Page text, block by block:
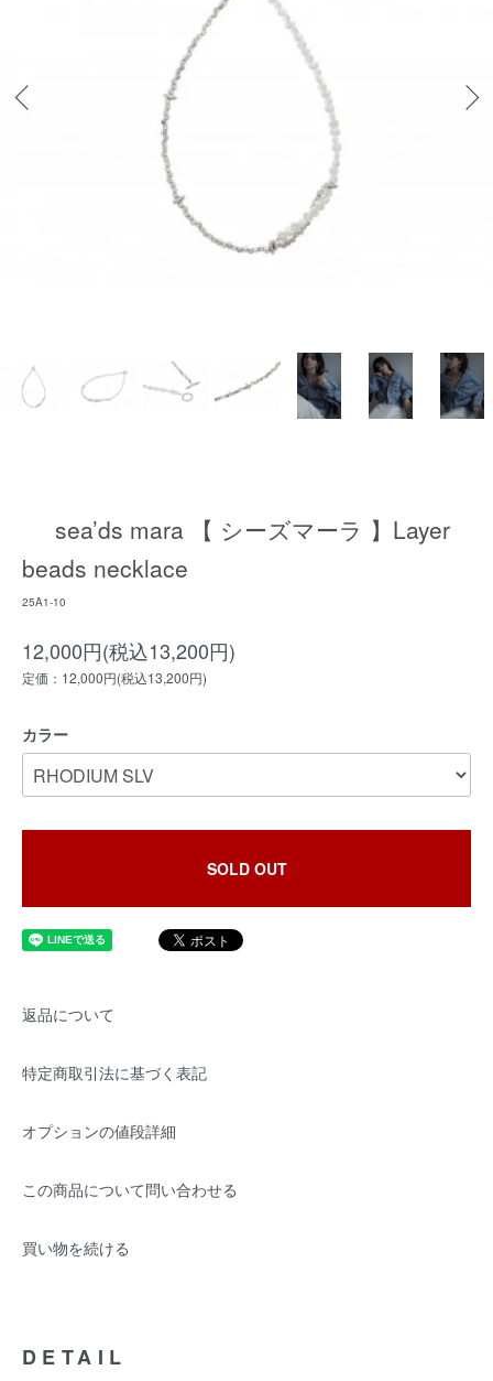
sea’ds mara 【 シーズマーラ 】Layer
beads necklace
25A1-10
12,000円(税込13,200円)
定価：12,000円(税込13,200円)
カラー
SOLD OUT
返品について
特定商取引法に基づく表記
オプションの値段詳細
この商品について問い合わせる
買い物を続ける
DETAIL